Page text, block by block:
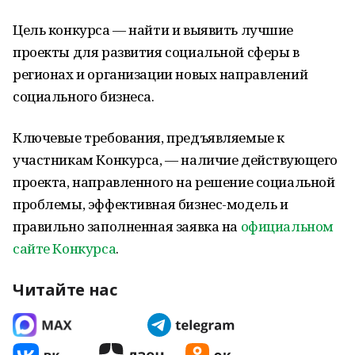
Цель конкурса — найти и выявить лучшие
проекты для развития социальной сферы в
регионах и организации новых направлений
социального бизнеса.
Ключевые требования, предъявляемые к
участникам Конкурса, — наличие действующего
проекта, направленного на решение социальной
проблемы, эффективная бизнес-модель и
правильно заполненная заявка на официальном
сайте Конкурса.
Читайте нас